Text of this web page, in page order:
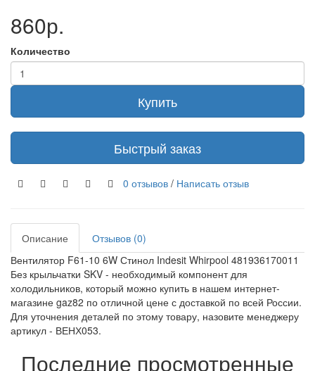
860р.
Количество
Купить
Быстрый заказ
0 отзывов / Написать отзыв
Описание
Отзывов (0)
Вентилятор F61-10 6W Стинол Indesit Whirpool 481936170011
Без крыльчатки SKV - необходимый компонент для
холодильников, который можно купить в нашем интернет-
магазине gaz82 по отличной цене с доставкой по всей России.
Для уточнения деталей по этому товару, назовите менеджеру
артикул - ВЕНХ053.
Последние просмотренные